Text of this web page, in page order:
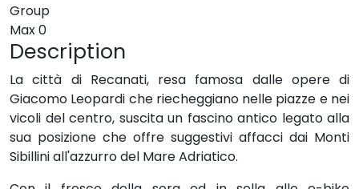
Group
Max0
Description
La città di Recanati, resa famosa dalle opere di
Giacomo Leopardi che riecheggiano nelle piazze e nei
vicoli del centro, suscita un fascino antico legato alla
sua posizione che offre suggestivi affacci dai Monti
Sibillini all'azzurro del Mare Adriatico.